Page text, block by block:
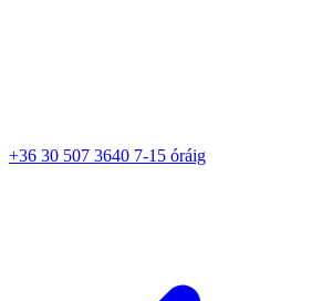
+36 30 507 3640 7-15 óráig